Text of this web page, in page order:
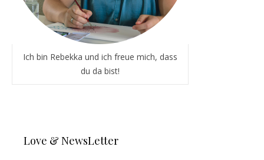
Ich bin Rebekka und ich freue mich, dass
du da bist!
Love & NewsLetter